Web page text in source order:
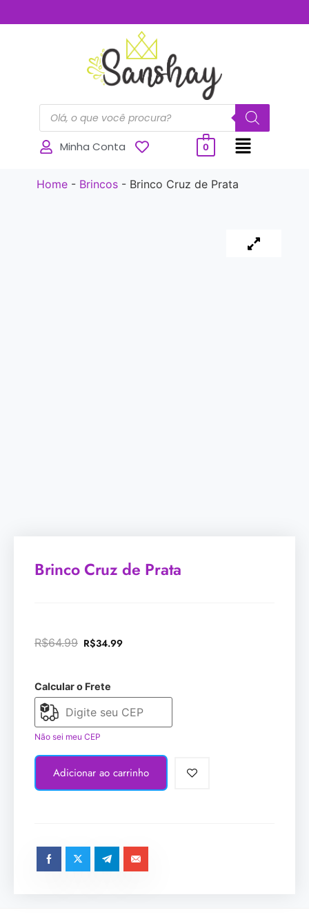
Minha Conta 0
Home- Brincos- Brinco Cruz de Prata
Brinco Cruz de Prata
R$64.99 R$34.99
Calcular o Frete
Não sei meu CEP
Adicionar ao carrinho